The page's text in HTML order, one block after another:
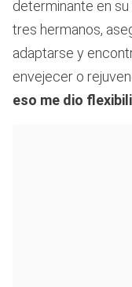
determinante en
tres hermanos,
adaptarse y
envejecer o
eso me dio